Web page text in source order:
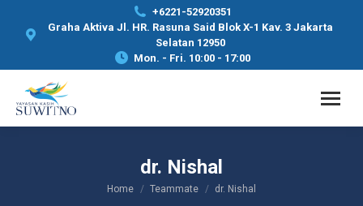
+6221-52920351
Graha Aktiva Jl. HR. Rasuna Said Blok X-1 Kav. 3 Jakarta
Selatan 12950
Mon. - Fri. 10:00 - 17:00
dr. Nishal
You are here:
Home Teammate dr. Nishal